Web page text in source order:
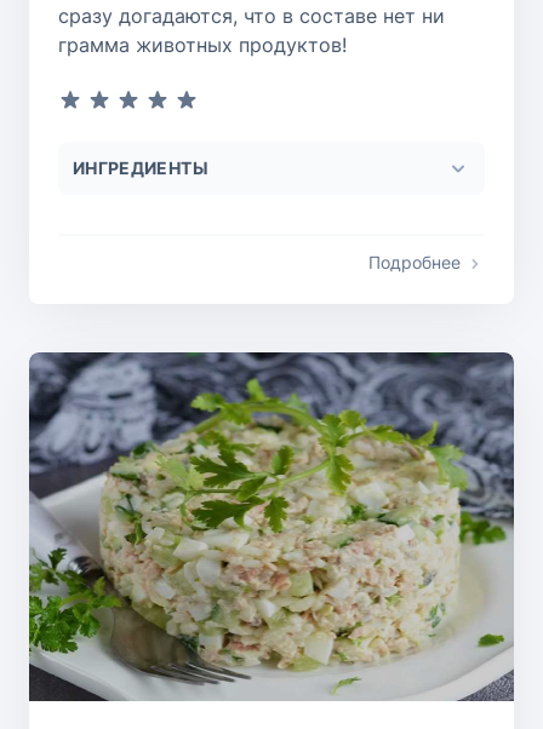
сразу догадаются, что в составе нет ни
грамма животных продуктов!
ИНГРЕДИЕНТЫ
Подробнее